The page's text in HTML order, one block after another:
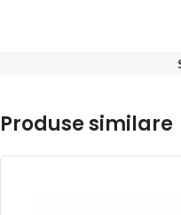
Produse similare